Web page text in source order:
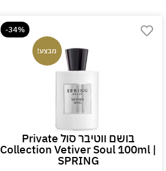
-34%
מבצע!
בושם ווטיבר סול Private
Collection Vetiver Soul 100ml |
SPRING